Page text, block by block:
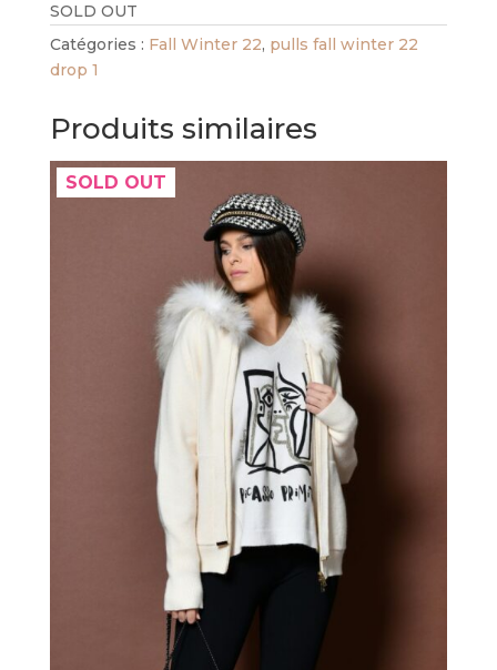
SOLD OUT
Catégories : Fall Winter 22, pulls fall winter 22
drop 1
Produits similaires
SOLD OUT